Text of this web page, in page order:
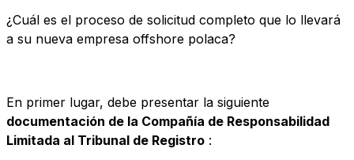
¿Cuál es el proceso de solicitud completo que lo llevará
a su nueva empresa offshore polaca?
En primer lugar, debe presentar la siguiente
documentación de la Compañía de Responsabilidad
Limitada al Tribunal de Registro :